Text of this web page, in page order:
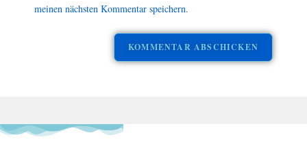
meinen nächsten Kommentar speichern.